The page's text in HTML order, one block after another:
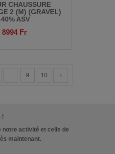
CHAUSSURE
2 (M) (GRAVEL)
ASV
8994 Fr
… 9 10
!
notre activité et celle de
maintenant.